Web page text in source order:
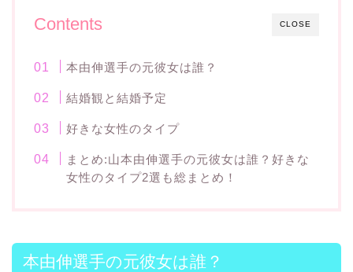
CLOSE
Contents
本由伸選手の元彼女は誰？
結婚観と結婚予定
好きな女性のタイプ
まとめ:山本由伸選手の元彼女は誰？好きな
女性のタイプ2選も総まとめ！
本由伸選手の元彼女は誰？